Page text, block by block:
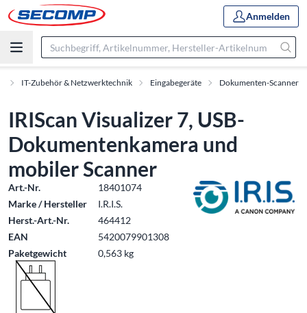
Anmelden
IT-Zubehör & Netzwerktechnik Eingabegeräte Dokumenten-Scanner
IRIScan Visualizer 7, USB-
Dokumentenkamera und
mobiler Scanner
Art.-Nr.
18401074
Marke / Hersteller
I.R.I.S.
Herst.-Art.-Nr.
464412
EAN
5420079901308
Paketgewicht
0,563 kg